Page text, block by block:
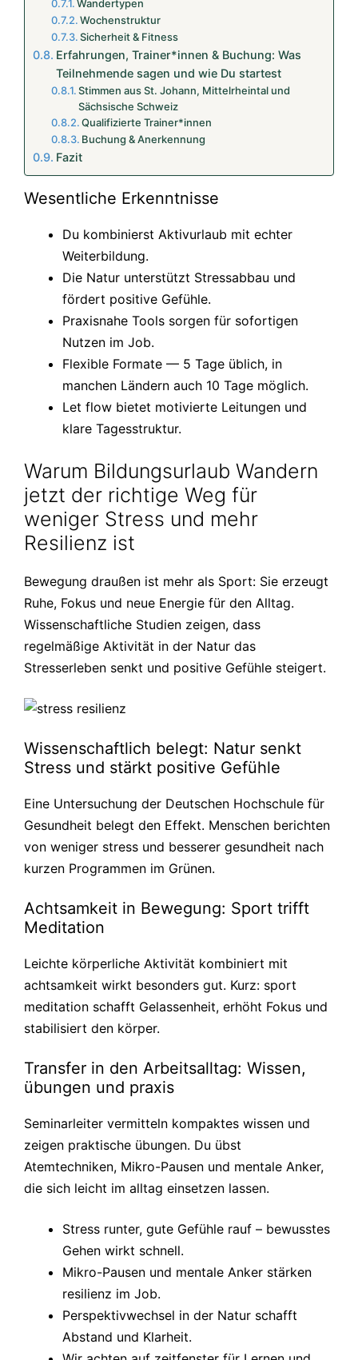
Wandertypen
Wochenstruktur
Sicherheit & Fitness
Erfahrungen, Trainer*innen & Buchung: Was
Teilnehmende sagen und wie Du startest
Stimmen aus St. Johann, Mittelrheintal und
Sächsische Schweiz
Qualifizierte Trainer*innen
Buchung & Anerkennung
Fazit
Wesentliche Erkenntnisse
Du kombinierst Aktivurlaub mit echter
Weiterbildung.
Die Natur unterstützt Stressabbau und
fördert positive Gefühle.
Praxisnahe Tools sorgen für sofortigen
Nutzen im Job.
Flexible Formate — 5 Tage üblich, in
manchen Ländern auch 10 Tage möglich.
Let flow bietet motivierte Leitungen und
klare Tagesstruktur.
Warum Bildungsurlaub Wandern
jetzt der richtige Weg für
weniger Stress und mehr
Resilienz ist
Bewegung draußen ist mehr als Sport: Sie erzeugt
Ruhe, Fokus und neue Energie für den Alltag.
Wissenschaftliche Studien zeigen, dass
regelmäßige Aktivität in der Natur das
Stresserleben senkt und positive Gefühle steigert.
Wissenschaftlich belegt: Natur senkt
Stress und stärkt positive Gefühle
Eine Untersuchung der Deutschen Hochschule für
Gesundheit belegt den Effekt. Menschen berichten
von weniger stress und besserer gesundheit nach
kurzen Programmen im Grünen.
Achtsamkeit in Bewegung: Sport trifft
Meditation
Leichte körperliche Aktivität kombiniert mit
achtsamkeit wirkt besonders gut. Kurz: sport
meditation schafft Gelassenheit, erhöht Fokus und
stabilisiert den körper.
Transfer in den Arbeitsalltag: Wissen,
übungen und praxis
Seminarleiter vermitteln kompaktes wissen und
zeigen praktische übungen. Du übst
Atemtechniken, Mikro-Pausen und mentale Anker,
die sich leicht im alltag einsetzen lassen.
Stress runter, gute Gefühle rauf – bewusstes
Gehen wirkt schnell.
Mikro-Pausen und mentale Anker stärken
resilienz im Job.
Perspektivwechsel in der Natur schafft
Abstand und Klarheit.